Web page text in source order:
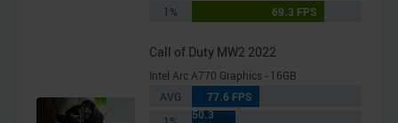
1%
69.3 FPS
Call of Duty MW2 2022
Intel Arc A770 Graphics - 16GB
AVG
77.6 FPS
50.3